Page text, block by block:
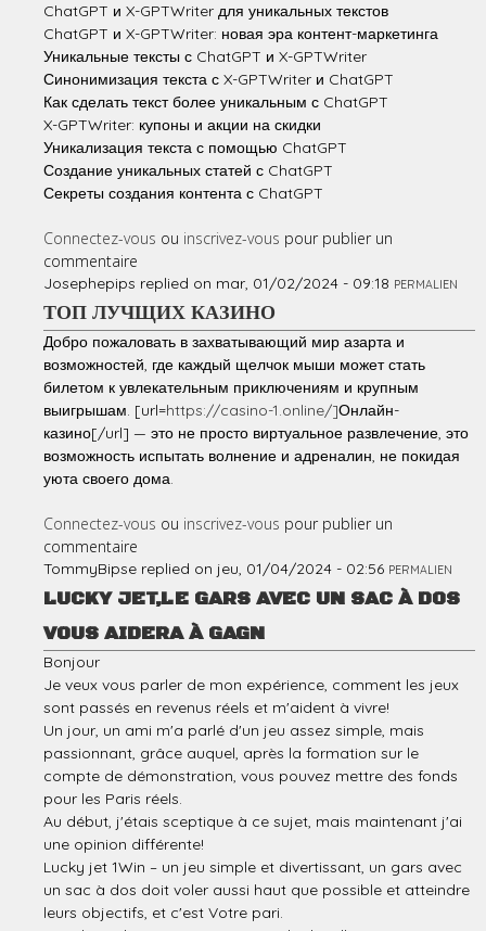
ChatGPT и X-GPTWriter для уникальных текстов
ChatGPT и X-GPTWriter: новая эра контент-маркетинга
Уникальные тексты с ChatGPT и X-GPTWriter
Синонимизация текста с X-GPTWriter и ChatGPT
Как сделать текст более уникальным с ChatGPT
X-GPTWriter: купоны и акции на скидки
Уникализация текста с помощью ChatGPT
Создание уникальных статей с ChatGPT
Секреты создания контента с ChatGPT
Connectez-vous ou inscrivez-vous pour publier un
commentaire
Josephepips replied on mar, 01/02/2024 - 09:18 PERMALIEN
ТОП ЛУЧЩИХ КАЗИНО
Добро пожаловать в захватывающий мир азарта и
возможностей, где каждый щелчок мыши может стать
билетом к увлекательным приключениям и крупным
выигрышам. [url=https://casino-1.online/]Онлайн-
казино[/url] — это не просто виртуальное развлечение, это
возможность испытать волнение и адреналин, не покидая
уюта своего дома.
Connectez-vous ou inscrivez-vous pour publier un
commentaire
TommyBipse replied on jeu, 01/04/2024 - 02:56 PERMALIEN
LUCKY JET,LE GARS AVEC UN SAC À DOS
VOUS AIDERA À GAGN
Bonjour
Je veux vous parler de mon expérience, comment les jeux
sont passés en revenus réels et m'aident à vivre!
Un jour, un ami m'a parlé d'un jeu assez simple, mais
passionnant, grâce auquel, après la formation sur le
compte de démonstration, vous pouvez mettre des fonds
pour les Paris réels.
Au début, j'étais sceptique à ce sujet, mais maintenant j'ai
une opinion différente!
Lucky jet 1Win – un jeu simple et divertissant, un gars avec
un sac à dos doit voler aussi haut que possible et atteindre
leurs objectifs, et c'est Votre pari.